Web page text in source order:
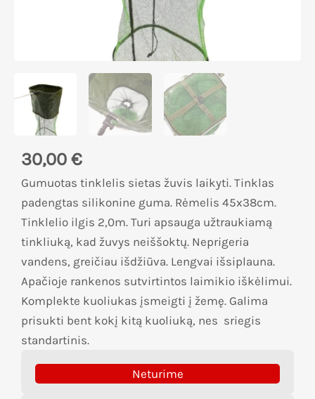
30,00 €
Gumuotas tinklelis sietas žuvis laikyti. Tinklas
padengtas silikonine guma. Rėmelis 45x38cm.
Tinklelio ilgis 2,0m. Turi apsauga užtraukiamą
tinkliuką, kad žuvys neiššoktų. Neprigeria
vandens, greičiau išdžiūva. Lengvai išsiplauna.
Apačioje rankenos sutvirtintos laimikio iškėlimui.
Komplekte kuoliukas įsmeigti į žemę. Galima
prisukti bent kokį kitą kuoliuką, nes sriegis
standartinis.
Neturime